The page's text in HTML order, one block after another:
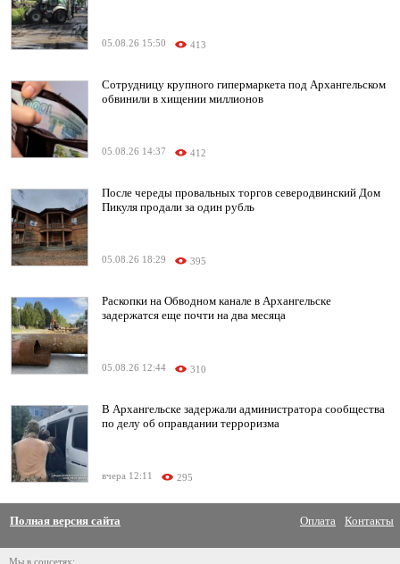
05.08.26 15:50 413
Сотрудницу крупного гипермаркета под Архангельском
обвинили в хищении миллионов
05.08.26 14:37 412
После череды провальных торгов северодвинский Дом
Пикуля продали за один рубль
05.08.26 18:29 395
Раскопки на Обводном канале в Архангельске
задержатся еще почти на два месяца
05.08.26 12:44 310
В Архангельске задержали администратора сообщества
по делу об оправдании терроризма
вчера 12:11 295
Полная версия сайта Оплата Контакты
Мы в соцсетях: